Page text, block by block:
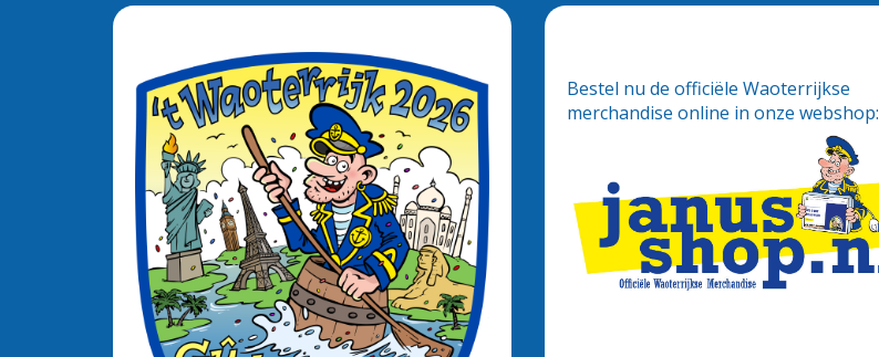
Bestel nu de officiële Waoterrijkse
merchandise online in onze webshop: